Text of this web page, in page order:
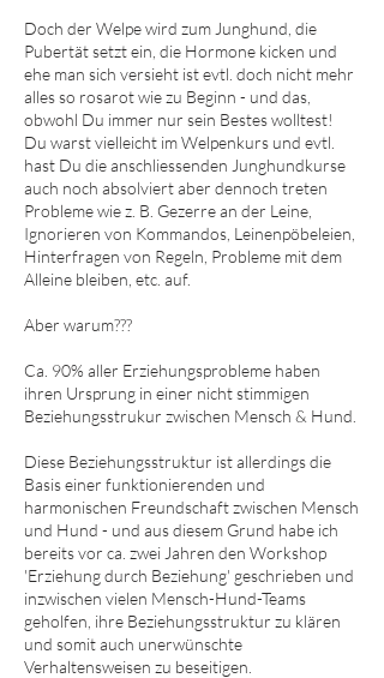
Doch der Welpe wird zum Junghund, die
Pubertät setzt ein, die Hormone kicken und
ehe man sich versieht ist evtl. doch nicht mehr
alles so rosarot wie zu Beginn - und das,
obwohl Du immer nur sein Bestes wolltest!
Du warst vielleicht im Welpenkurs und evtl.
hast Du die anschliessenden Junghundkurse
auch noch absolviert aber dennoch treten
Probleme wie z. B. Gezerre an der Leine,
Ignorieren von Kommandos, Leinenpöbeleien,
Hinterfragen von Regeln, Probleme mit dem
Alleine bleiben, etc. auf.
Aber warum???
Ca. 90% aller Erziehungsprobleme haben
ihren Ursprung in einer nicht stimmigen
Beziehungsstrukur zwischen Mensch & Hund.
Diese Beziehungsstruktur ist allerdings die
Basis einer funktionierenden und
harmonischen Freundschaft zwischen Mensch
und Hund - und aus diesem Grund habe ich
bereits vor ca. zwei Jahren den Workshop
'Erziehung durch Beziehung' geschrieben und
inzwischen vielen Mensch-Hund-Teams
geholfen, ihre Beziehungsstruktur zu klären
und somit auch unerwünschte
Verhaltensweisen zu beseitigen.